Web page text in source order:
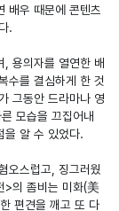
배우 때문에 콘텐츠
.
, 용의자를 열연한 배
수를 결심하게 한 것
그동안 드라마나 영
모습을 끄집어내
을 알 수 있었다.
오스럽고, 징그러웠
>의 좀비는 미화(美
편견을 깨고 또 다